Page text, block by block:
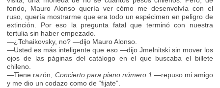
fondo, Mauro Alonso quería ver cómo me desenvolvía con el
ruso, quería mostrarme que era todo un espécimen en peligro de
extinción. Por eso la pregunta fatal que terminó con nuestra
tertulia sin haber empezado.
—¿Tchaikovsky, no? —dijo Mauro Alonso.
—Usted es más inteligente que eso —dijo Jmelnitski sin mover los
ojos de las páginas del catálogo en el que buscaba el billete
chileno.
—Tiene razón, Concierto para piano número 1 —repuso mi amigo
y me dio un codazo como de “fijate”.